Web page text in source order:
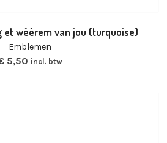
et wèèrem van jou (turquoise)
Emblemen
5,50 incl. btw